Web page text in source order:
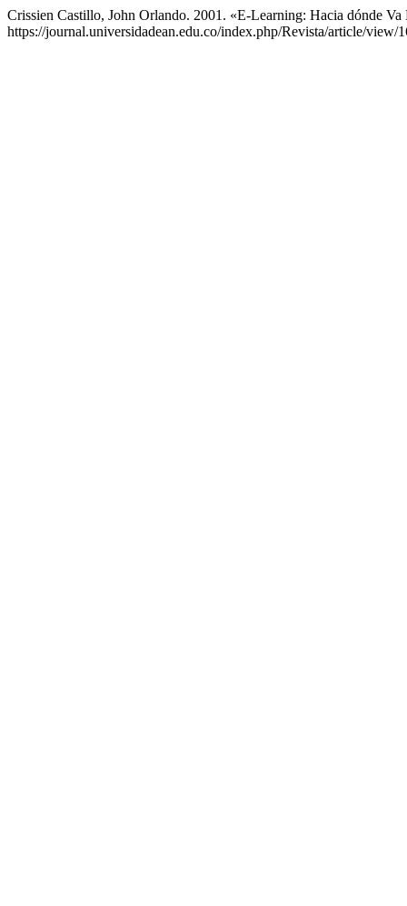
Crissien Castillo, John Orlando. 2001. «E-Learning: Hacia dónde
https://journal.universidadean.edu.co/index.php/Revista/article/view/